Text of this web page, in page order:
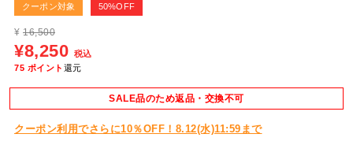
クーポン対象 50%OFF
¥ 16,500
¥8,250 税込
75 ポイント 還元
SALE品のため返品・交換不可
クーポン利用でさらに10％OFF！8.12(水)11:59まで